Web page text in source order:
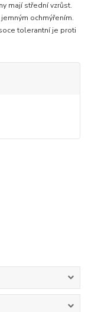
mají střední vzrůst.
ochmýřením.
tolerantní je proti